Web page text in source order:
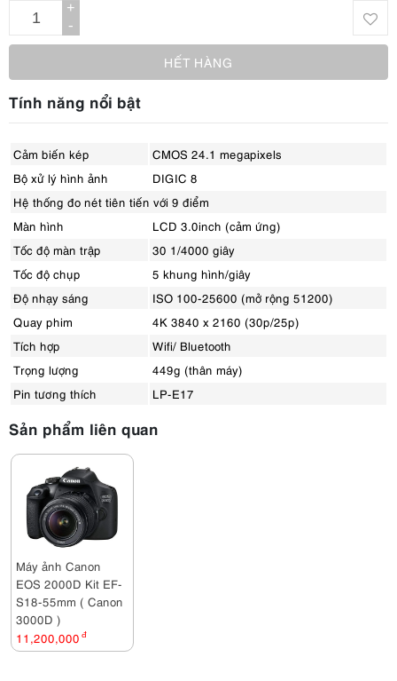
+
-
HẾT HÀNG
Tính năng nổi bật
Cảm biến kép
CMOS 24.1 megapixels
Bộ xử lý hình ảnh
DIGIC 8
Hệ thống đo nét tiên tiến với 9 điểm
Màn hình
LCD 3.0inch (cảm ứng)
Tốc độ màn trập
30 1/4000 giây
Tốc độ chụp
5 khung hình/giây
Độ nhạy sáng
ISO 100-25600 (mở rộng 51200)
Quay phim
4K 3840 x 2160 (30p/25p)
Tích hợp
Wifi/ Bluetooth
Trọng lượng
449g (thân máy)
Pin tương thích
LP-E17
Sản phẩm liên quan
Máy ảnh Canon
EOS 2000D Kit EF-
S18-55mm ( Canon
3000D )
11,200,000 đ